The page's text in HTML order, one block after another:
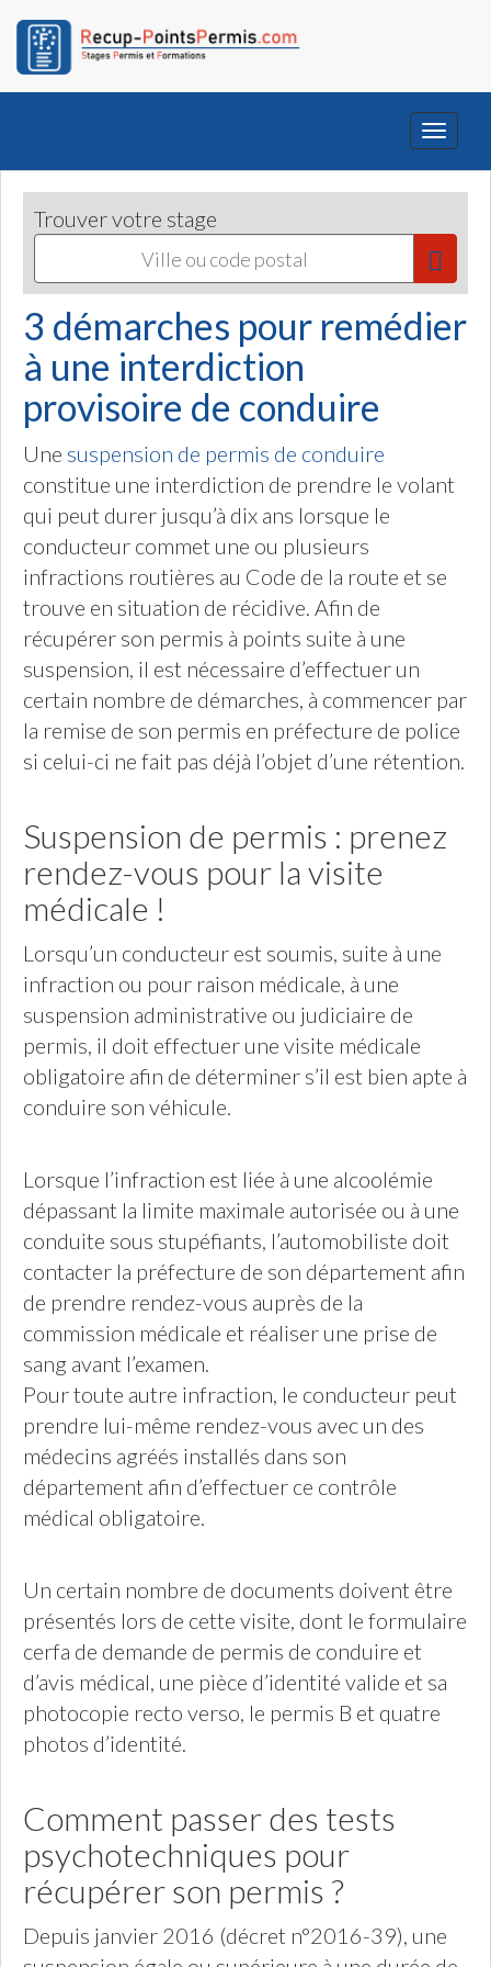
Toggle
Trouver votre stage
3 démarches pour remédier
à une interdiction
provisoire de conduire
Une suspension de permis de conduire
constitue une interdiction de prendre le volant
qui peut durer jusqu’à dix ans lorsque le
conducteur commet une ou plusieurs
infractions routières au Code de la route et se
trouve en situation de récidive. Afin de
récupérer son permis à points suite à une
suspension, il est nécessaire d’effectuer un
certain nombre de démarches, à commencer par
la remise de son permis en préfecture de police
si celui-ci ne fait pas déjà l’objet d’une rétention.
Suspension de permis : prenez
rendez-vous pour la visite
médicale !
Lorsqu’un conducteur est soumis, suite à une
infraction ou pour raison médicale, à une
suspension administrative ou judiciaire de
permis, il doit effectuer une visite médicale
obligatoire afin de déterminer s’il est bien apte à
conduire son véhicule.
Lorsque l’infraction est liée à une alcoolémie
dépassant la limite maximale autorisée ou à une
conduite sous stupéfiants, l’automobiliste doit
contacter la préfecture de son département afin
de prendre rendez-vous auprès de la
commission médicale et réaliser une prise de
sang avant l’examen.
Pour toute autre infraction, le conducteur peut
prendre lui-même rendez-vous avec un des
médecins agréés installés dans son
département afin d’effectuer ce contrôle
médical obligatoire.
Un certain nombre de documents doivent être
présentés lors de cette visite, dont le formulaire
cerfa de demande de permis de conduire et
d’avis médical, une pièce d’identité valide et sa
photocopie recto verso, le permis B et quatre
photos d’identité.
Comment passer des tests
psychotechniques pour
récupérer son permis ?
Depuis janvier 2016 (décret n°2016-39), une